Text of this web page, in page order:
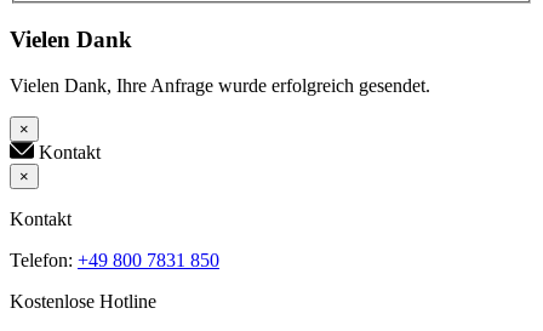
Vielen Dank
Vielen Dank, Ihre Anfrage wurde erfolgreich gesendet.
×
Kontakt
×
Kontakt
Telefon: +49 800 7831 850
Kostenlose Hotline